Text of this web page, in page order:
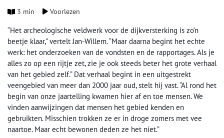
3 min Voorlezen
“Het archeologische veldwerk voor de dijkversterking is zo’n
beetje klaar,” vertelt Jan-Willem. “Maar daarna begint het echte
werk: het onderzoeken van de vondsten en de rapportages. Als je
alles zo op een rijtje zet, zie je ook steeds beter het grote verhaal
van het gebied zelf.” Dat verhaal begint in een uitgestrekt
veengebied van meer dan 2000 jaar oud, stelt hij vast. “Al rond het
begin van onze jaartelling kwamen hier af en toe mensen. We
vinden aanwijzingen dat mensen het gebied kenden en
gebruikten. Misschien trokken ze er in droge zomers met vee
naartoe. Maar echt bewonen deden ze het niet.”